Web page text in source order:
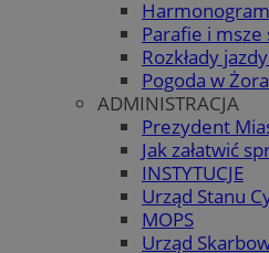
Parafie i
Rozkłady
Pogoda w
ADMINISTRACJA
Prezydent
Jak załatwić
INSTYTUCJE
Urząd Stanu
MOPS
Urząd